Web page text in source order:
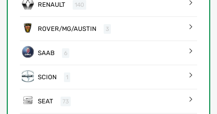
RENAULT 140
ROVER/MG/AUSTIN 3
SAAB 6
SCION 1
SEAT 73